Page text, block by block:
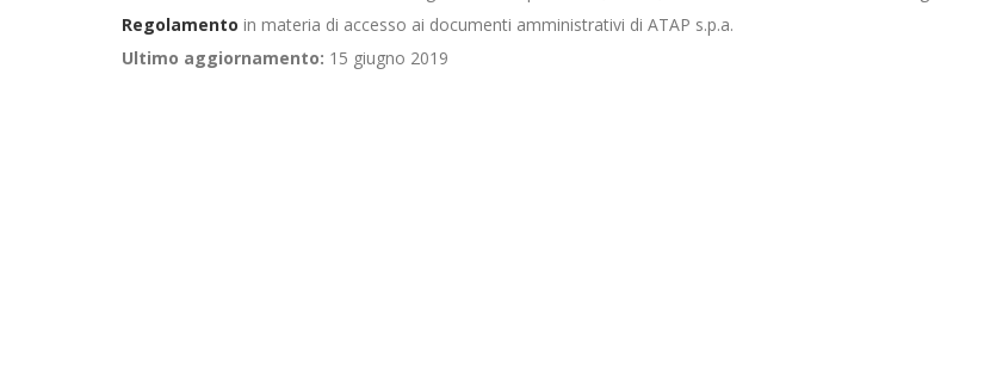
Regolamento in materia di accesso ai documenti amministrativi di ATAP s.p.a.
Ultimo aggiornamento: 15 giugno 2019